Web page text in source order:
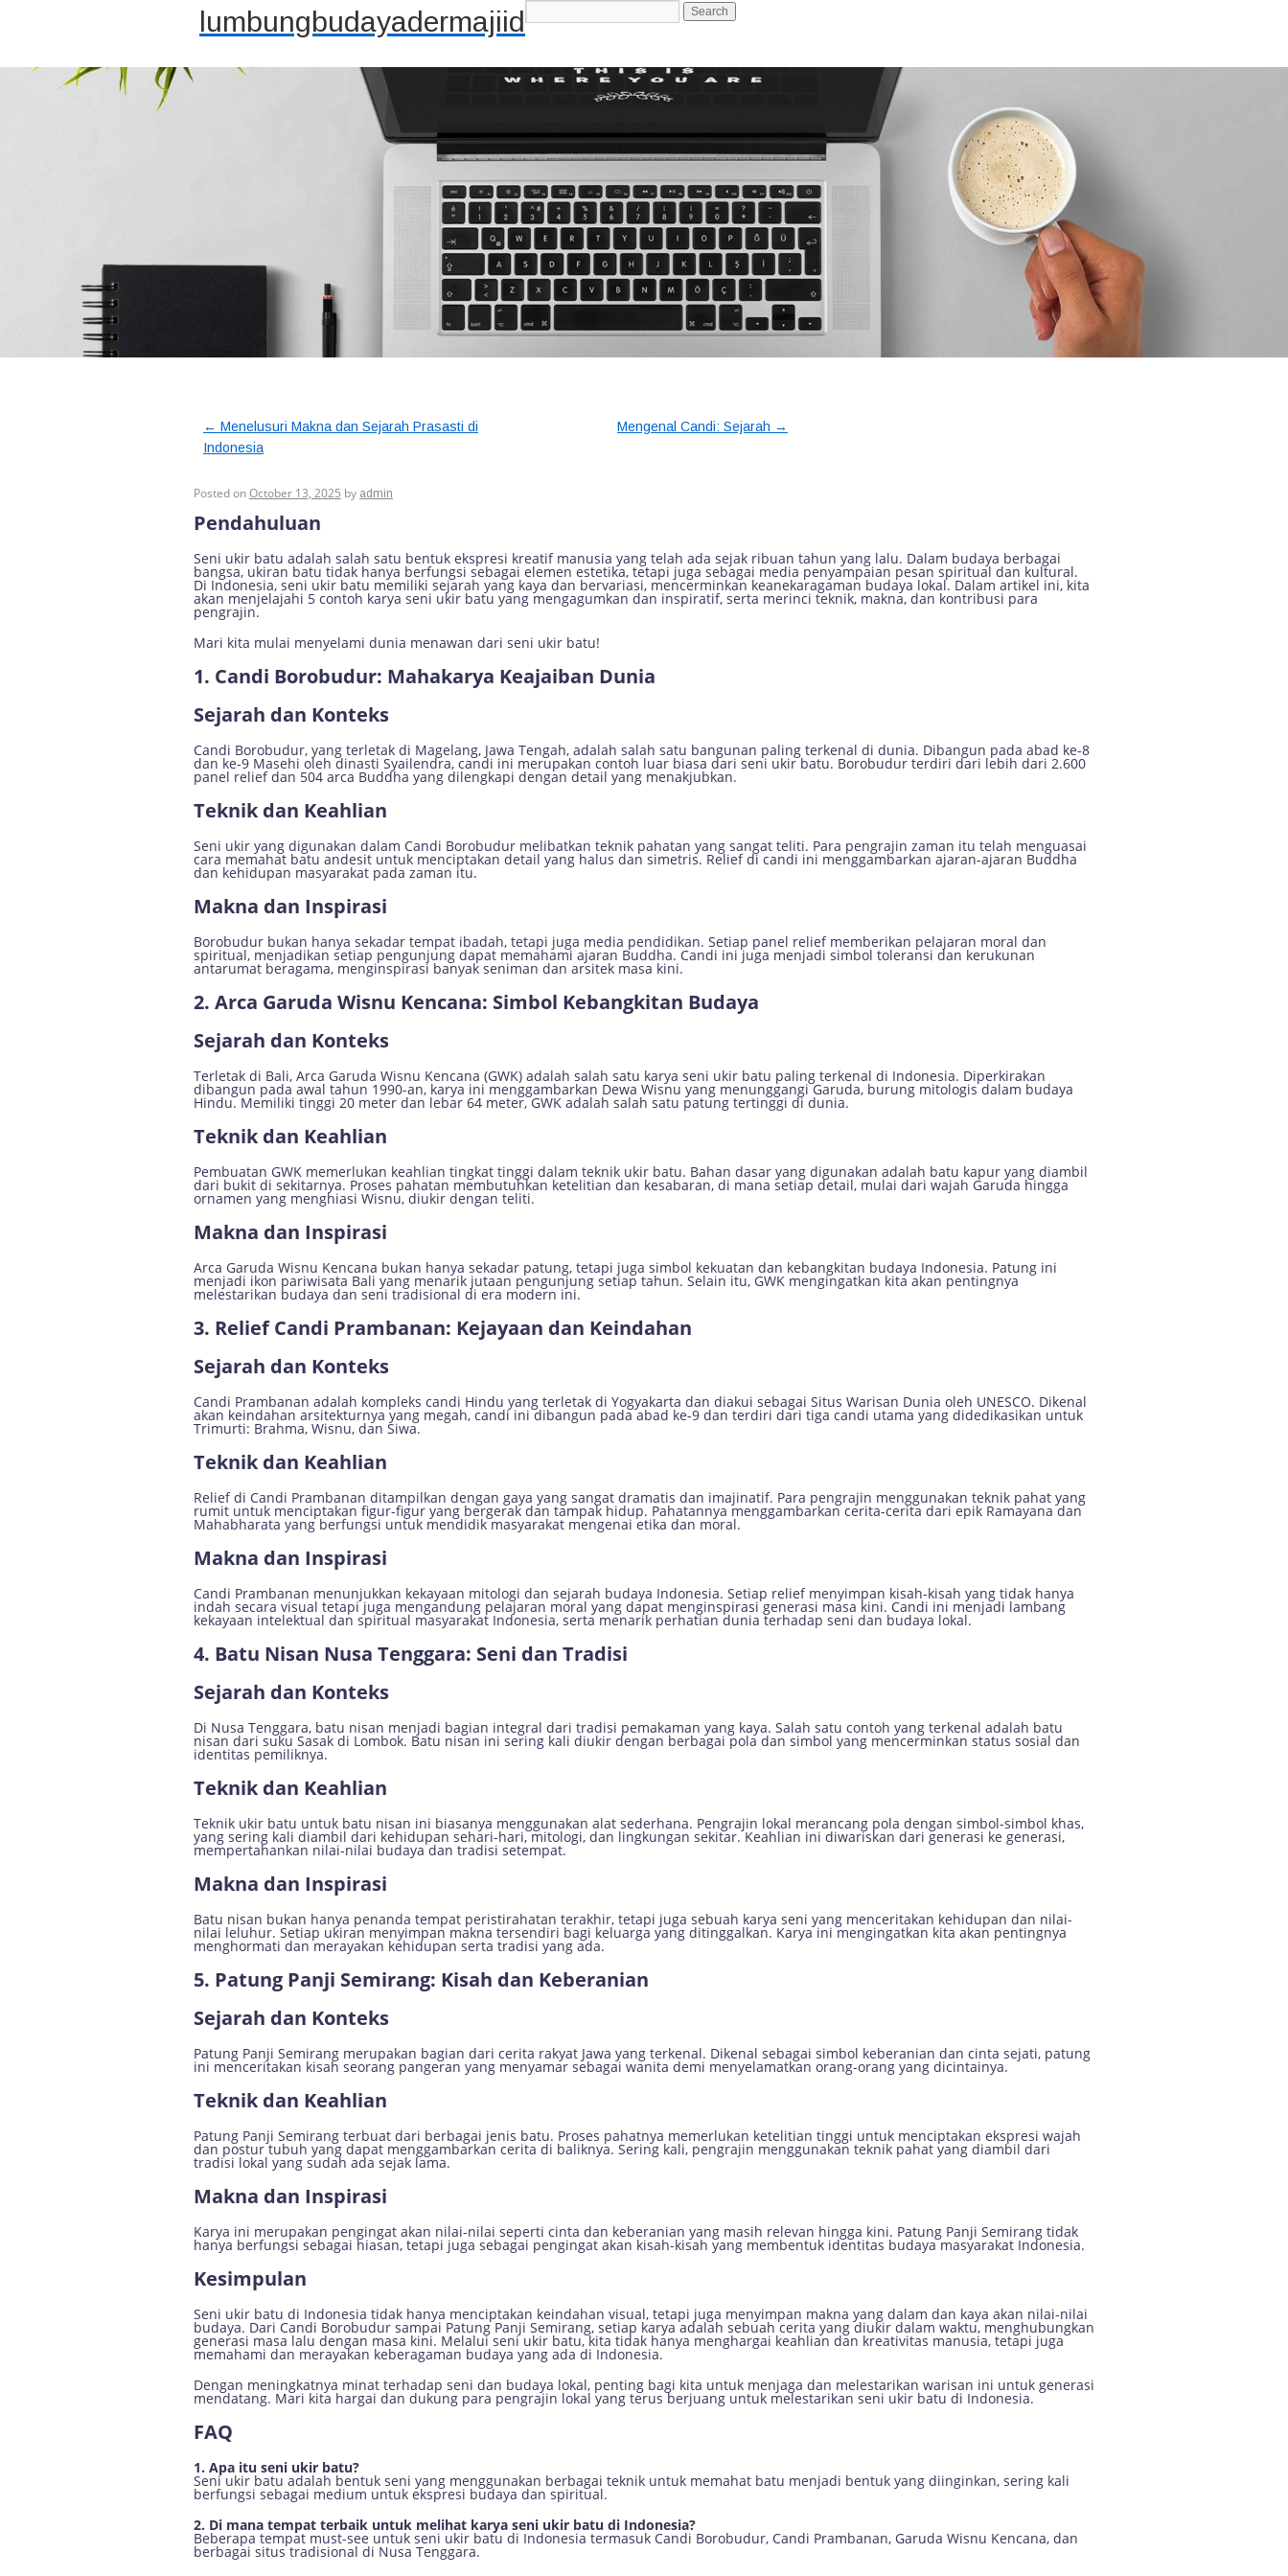
lumbungbudayadermajiid
← Menelusuri Makna dan Sejarah Prasasti di
Indonesia
Mengenal Candi: Sejarah →
Posted onOctober 13, 2025 by admin
Pendahuluan
Seni ukir batu adalah salah satu bentuk ekspresi kreatif manusia yang telah ada sejak ribuan tahun yang lalu. Dalam budaya berbagai
bangsa, ukiran batu tidak hanya berfungsi sebagai elemen estetika, tetapi juga sebagai media penyampaian pesan spiritual dan kultural.
Di Indonesia, seni ukir batu memiliki sejarah yang kaya dan bervariasi, mencerminkan keanekaragaman budaya lokal. Dalam artikel ini, kita
akan menjelajahi 5 contoh karya seni ukir batu yang mengagumkan dan inspiratif, serta merinci teknik, makna, dan kontribusi para
pengrajin.
Mari kita mulai menyelami dunia menawan dari seni ukir batu!
1. Candi Borobudur: Mahakarya Keajaiban Dunia
Sejarah dan Konteks
Candi Borobudur, yang terletak di Magelang, Jawa Tengah, adalah salah satu bangunan paling terkenal di dunia. Dibangun pada abad ke-8
dan ke-9 Masehi oleh dinasti Syailendra, candi ini merupakan contoh luar biasa dari seni ukir batu. Borobudur terdiri dari lebih dari 2.600
panel relief dan 504 arca Buddha yang dilengkapi dengan detail yang menakjubkan.
Teknik dan Keahlian
Seni ukir yang digunakan dalam Candi Borobudur melibatkan teknik pahatan yang sangat teliti. Para pengrajin zaman itu telah menguasai
cara memahat batu andesit untuk menciptakan detail yang halus dan simetris. Relief di candi ini menggambarkan ajaran-ajaran Buddha
dan kehidupan masyarakat pada zaman itu.
Makna dan Inspirasi
Borobudur bukan hanya sekadar tempat ibadah, tetapi juga media pendidikan. Setiap panel relief memberikan pelajaran moral dan
spiritual, menjadikan setiap pengunjung dapat memahami ajaran Buddha. Candi ini juga menjadi simbol toleransi dan kerukunan
antarumat beragama, menginspirasi banyak seniman dan arsitek masa kini.
2. Arca Garuda Wisnu Kencana: Simbol Kebangkitan Budaya
Sejarah dan Konteks
Terletak di Bali, Arca Garuda Wisnu Kencana (GWK) adalah salah satu karya seni ukir batu paling terkenal di Indonesia. Diperkirakan
dibangun pada awal tahun 1990-an, karya ini menggambarkan Dewa Wisnu yang menunggangi Garuda, burung mitologis dalam budaya
Hindu. Memiliki tinggi 20 meter dan lebar 64 meter, GWK adalah salah satu patung tertinggi di dunia.
Teknik dan Keahlian
Pembuatan GWK memerlukan keahlian tingkat tinggi dalam teknik ukir batu. Bahan dasar yang digunakan adalah batu kapur yang diambil
dari bukit di sekitarnya. Proses pahatan membutuhkan ketelitian dan kesabaran, di mana setiap detail, mulai dari wajah Garuda hingga
ornamen yang menghiasi Wisnu, diukir dengan teliti.
Makna dan Inspirasi
Arca Garuda Wisnu Kencana bukan hanya sekadar patung, tetapi juga simbol kekuatan dan kebangkitan budaya Indonesia. Patung ini
menjadi ikon pariwisata Bali yang menarik jutaan pengunjung setiap tahun. Selain itu, GWK mengingatkan kita akan pentingnya
melestarikan budaya dan seni tradisional di era modern ini.
3. Relief Candi Prambanan: Kejayaan dan Keindahan
Sejarah dan Konteks
Candi Prambanan adalah kompleks candi Hindu yang terletak di Yogyakarta dan diakui sebagai Situs Warisan Dunia oleh UNESCO. Dikenal
akan keindahan arsitekturnya yang megah, candi ini dibangun pada abad ke-9 dan terdiri dari tiga candi utama yang didedikasikan untuk
Trimurti: Brahma, Wisnu, dan Siwa.
Teknik dan Keahlian
Relief di Candi Prambanan ditampilkan dengan gaya yang sangat dramatis dan imajinatif. Para pengrajin menggunakan teknik pahat yang
rumit untuk menciptakan figur-figur yang bergerak dan tampak hidup. Pahatannya menggambarkan cerita-cerita dari epik Ramayana dan
Mahabharata yang berfungsi untuk mendidik masyarakat mengenai etika dan moral.
Makna dan Inspirasi
Candi Prambanan menunjukkan kekayaan mitologi dan sejarah budaya Indonesia. Setiap relief menyimpan kisah-kisah yang tidak hanya
indah secara visual tetapi juga mengandung pelajaran moral yang dapat menginspirasi generasi masa kini. Candi ini menjadi lambang
kekayaan intelektual dan spiritual masyarakat Indonesia, serta menarik perhatian dunia terhadap seni dan budaya lokal.
4. Batu Nisan Nusa Tenggara: Seni dan Tradisi
Sejarah dan Konteks
Di Nusa Tenggara, batu nisan menjadi bagian integral dari tradisi pemakaman yang kaya. Salah satu contoh yang terkenal adalah batu
nisan dari suku Sasak di Lombok. Batu nisan ini sering kali diukir dengan berbagai pola dan simbol yang mencerminkan status sosial dan
identitas pemiliknya.
Teknik dan Keahlian
Teknik ukir batu untuk batu nisan ini biasanya menggunakan alat sederhana. Pengrajin lokal merancang pola dengan simbol-simbol khas,
yang sering kali diambil dari kehidupan sehari-hari, mitologi, dan lingkungan sekitar. Keahlian ini diwariskan dari generasi ke generasi,
mempertahankan nilai-nilai budaya dan tradisi setempat.
Makna dan Inspirasi
Batu nisan bukan hanya penanda tempat peristirahatan terakhir, tetapi juga sebuah karya seni yang menceritakan kehidupan dan nilai-
nilai leluhur. Setiap ukiran menyimpan makna tersendiri bagi keluarga yang ditinggalkan. Karya ini mengingatkan kita akan pentingnya
menghormati dan merayakan kehidupan serta tradisi yang ada.
5. Patung Panji Semirang: Kisah dan Keberanian
Sejarah dan Konteks
Patung Panji Semirang merupakan bagian dari cerita rakyat Jawa yang terkenal. Dikenal sebagai simbol keberanian dan cinta sejati, patung
ini menceritakan kisah seorang pangeran yang menyamar sebagai wanita demi menyelamatkan orang-orang yang dicintainya.
Teknik dan Keahlian
Patung Panji Semirang terbuat dari berbagai jenis batu. Proses pahatnya memerlukan ketelitian tinggi untuk menciptakan ekspresi wajah
dan postur tubuh yang dapat menggambarkan cerita di baliknya. Sering kali, pengrajin menggunakan teknik pahat yang diambil dari
tradisi lokal yang sudah ada sejak lama.
Makna dan Inspirasi
Karya ini merupakan pengingat akan nilai-nilai seperti cinta dan keberanian yang masih relevan hingga kini. Patung Panji Semirang tidak
hanya berfungsi sebagai hiasan, tetapi juga sebagai pengingat akan kisah-kisah yang membentuk identitas budaya masyarakat Indonesia.
Kesimpulan
Seni ukir batu di Indonesia tidak hanya menciptakan keindahan visual, tetapi juga menyimpan makna yang dalam dan kaya akan nilai-nilai
budaya. Dari Candi Borobudur sampai Patung Panji Semirang, setiap karya adalah sebuah cerita yang diukir dalam waktu, menghubungkan
generasi masa lalu dengan masa kini. Melalui seni ukir batu, kita tidak hanya menghargai keahlian dan kreativitas manusia, tetapi juga
memahami dan merayakan keberagaman budaya yang ada di Indonesia.
Dengan meningkatnya minat terhadap seni dan budaya lokal, penting bagi kita untuk menjaga dan melestarikan warisan ini untuk generasi
mendatang. Mari kita hargai dan dukung para pengrajin lokal yang terus berjuang untuk melestarikan seni ukir batu di Indonesia.
FAQ
1. Apa itu seni ukir batu?
Seni ukir batu adalah bentuk seni yang menggunakan berbagai teknik untuk memahat batu menjadi bentuk yang diinginkan, sering kali
berfungsi sebagai medium untuk ekspresi budaya dan spiritual.
2. Di mana tempat terbaik untuk melihat karya seni ukir batu di Indonesia?
Beberapa tempat must-see untuk seni ukir batu di Indonesia termasuk Candi Borobudur, Candi Prambanan, Garuda Wisnu Kencana, dan
berbagai situs tradisional di Nusa Tenggara.